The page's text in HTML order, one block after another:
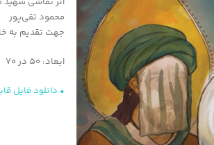
محمود تقی‌پور
جهت تقدیم به
ابعاد: ۵۰ در ۷۰
• دانلود فایل